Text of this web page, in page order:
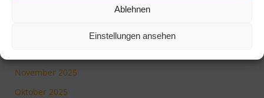
Ablehnen
Einstellungen ansehen
November 2025
Oktober 2025